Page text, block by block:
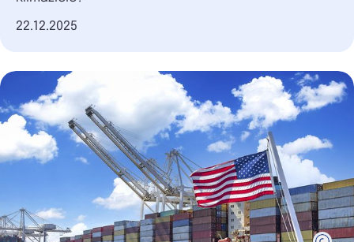
Datum der Veröffentlichung
22.12.2025